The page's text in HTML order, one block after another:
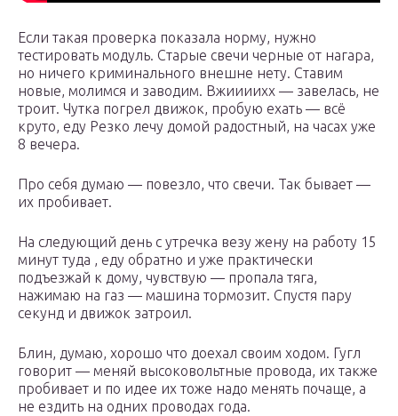
Если такая проверка показала норму, нужно
тестировать модуль. Старые свечи черные от нагара,
но ничего криминального внешне нету. Ставим
новые, молимся и заводим. Вжиииихх — завелась, не
троит. Чутка погрел движок, пробую ехать — всё
круто, еду Резко лечу домой радостный, на часах уже
8 вечера.
Про себя думаю — повезло, что свечи. Так бывает —
их пробивает.
На следующий день с утречка везу жену на работу 15
минут туда , еду обратно и уже практически
подъезжай к дому, чувствую — пропала тяга,
нажимаю на газ — машина тормозит. Спустя пару
секунд и движок затроил.
Блин, думаю, хорошо что доехал своим ходом. Гугл
говорит — меняй высоковольтные провода, их также
пробивает и по идее их тоже надо менять почаще, а
не ездить на одних проводах года.